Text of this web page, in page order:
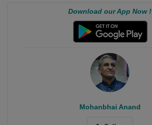
Download our App Now !
Mohanbhai Anand